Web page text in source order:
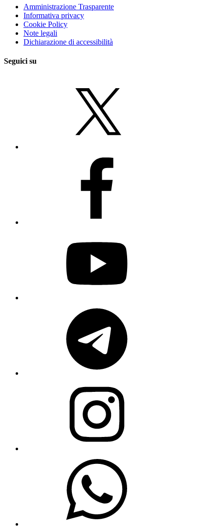
Amministrazione Trasparente
Informativa privacy
Cookie Policy
Note legali
Dichiarazione di accessibilità
Seguici su